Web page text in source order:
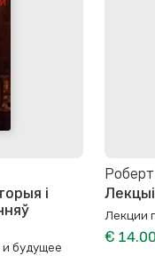
і
и будущее
Лекции
€ 14.00